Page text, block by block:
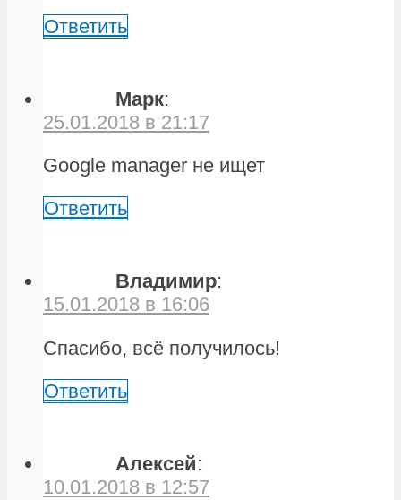
Ответить
Марк:
25.01.2018 в 21:17
Google manager не ищет
Ответить
Владимир:
15.01.2018 в 16:06
Спасибо, всё получилось!
Ответить
Алексей:
10.01.2018 в 12:57